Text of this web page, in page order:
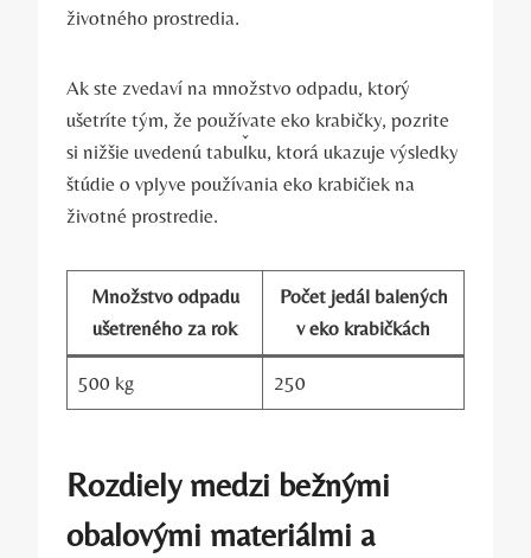
životného prostredia.
Ak ste zvedaví na množstvo odpadu, ktorý
ušetríte tým, že používate eko krabičky, pozrite
si nižšie uvedenú tabuľku, ktorá ukazuje výsledky
štúdie o vplyve používania eko krabičiek na
životné prostredie.
Množstvo odpadu
ušetreného za rok
Počet jedál balených
v eko krabičkách
500 kg 250
Rozdiely medzi bežnými
obalovými materiálmi a